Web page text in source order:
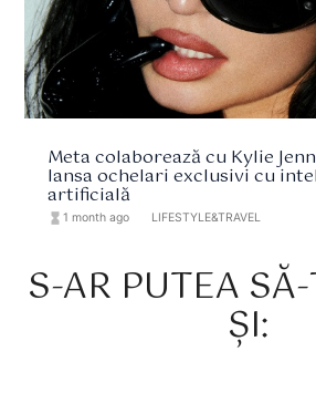
Meta colaborează cu Kylie
lansa ochelari exclusivi cu
artificială
hourglass_full 1 month ago LIFESTYLE&TRAVEL
S-AR PUTEA
ȘI: